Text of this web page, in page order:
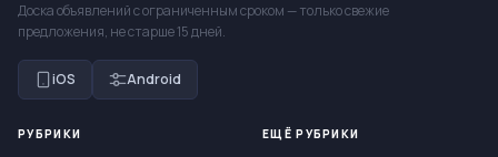
Доска объявлений с ограниченным сроком — только свежие
предложения, не старше 15 дней.
iOS Android
РУБРИКИ ЕЩЁ РУБРИКИ